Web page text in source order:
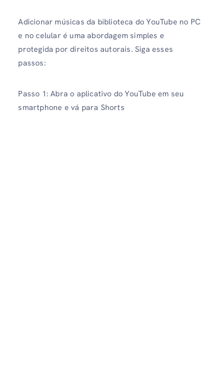
Adicionar músicas da biblioteca do YouTube no PC
e no celular é uma abordagem simples e
protegida por direitos autorais. Siga esses
passos:
Passo 1: Abra o aplicativo do YouTube em seu
smartphone e vá para Shorts